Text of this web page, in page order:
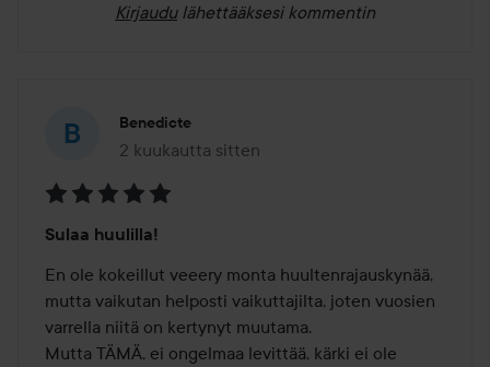
Kirjaudu lähettääksesi kommentin
Benedicte
2 kuukautta sitten
Viesti luotiin 2 kuukautta sitten
5
/
5
Sulaa huulilla!
En ole kokeillut veeery monta huultenrajauskynää,
mutta vaikutan helposti vaikuttajilta, joten vuosien
varrella niitä on kertynyt muutama.
Mutta TÄMÄ, ei ongelmaa levittää, kärki ei ole